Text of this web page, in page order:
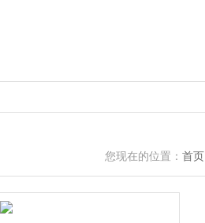
您现在的位置： 首页